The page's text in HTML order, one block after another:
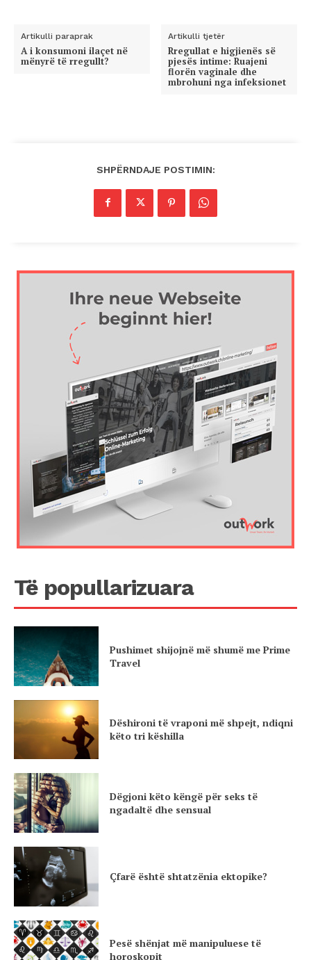
Artikulli paraprak
A i konsumoni ilaçet në
mënyrë të rregullt?
Artikulli tjetër
Rregullat e higjienës së
pjesës intime: Ruajeni
florën vaginale dhe
mbrohuni nga infeksionet
SHPËRNDAJE POSTIMIN:
Të popullarizuara
Pushimet shijojnë më shumë me Prime
Travel
Dëshironi të vraponi më shpejt, ndiqni
këto tri këshilla
Dëgjoni këto këngë për seks të
ngadaltë dhe sensual
Çfarë është shtatzënia ektopike?
Pesë shënjat më manipuluese të
horoskopit